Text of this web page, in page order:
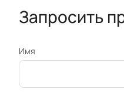
Запросить
Имя